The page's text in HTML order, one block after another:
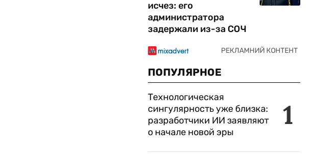
исчез: его
администратора
задержали из-за СОЧ
ПОПУЛЯРНОЕ
1
Технологическая
сингулярность уже близка:
разработчики ИИ заявляют
о начале новой эры